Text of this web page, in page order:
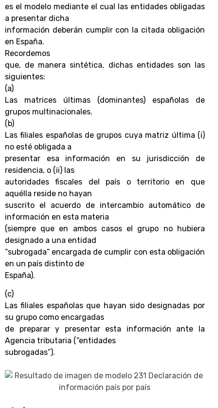
es el modelo mediante el cual las entidades obligadas
a presentar dicha
información deberán cumplir con la citada obligación
en España.
Recordemos
que, de manera sintética, dichas entidades son las
siguientes:
(a)
Las matrices últimas (dominantes) españolas de
grupos multinacionales.
(b)
Las filiales españolas de grupos cuya matriz última (i)
no esté obligada a
presentar esa información en su jurisdicción de
residencia, o (ii) las
autoridades fiscales del país o territorio en que
aquélla reside no hayan
suscrito el acuerdo de intercambio automático de
información en esta materia
(siempre que en ambos casos el grupo no hubiera
designado a una entidad
“subrogada” encargada de cumplir con esta obligación
en un país distinto de
España).
(c)
Las filiales españolas que hayan sido designadas por
su grupo como encargadas
de preparar y presentar esta información ante la
Agencia tributaria (“entidades
subrogadas”).